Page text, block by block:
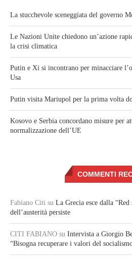
La stucchevole sceneggiata del governo
Le Nazioni Unite chiedono un’azione
la crisi climatica
Putin e Xi si incontrano per minacciare
Usa
Putin visita Mariupol per la prima volta
Kosovo e Serbia concordano misure per
normalizzazione dell’UE
COMMENTI
Fabiano Citi su La Grecia esce dalla
dell’austerità persiste
CITI FABIANO su Intervista a Giorgio
“Bisogna recuperare i valori del